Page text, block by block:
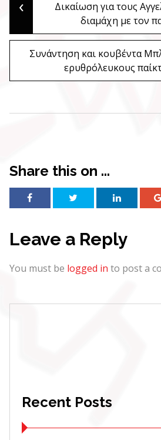
Post
navigation
‹
Δικαίωση για τους
διαμάχη με τον
Συνάντηση και κουβέντα
ερυθρόλευκους
Share this on ...
Leave a Reply
You must be logged in to post a
Recent Posts